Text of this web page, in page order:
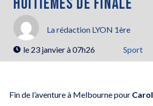
La rédaction LYON 1ère
le 23 janvier à 07h26 Sport
Fin de l’aventure à Melbourne pour